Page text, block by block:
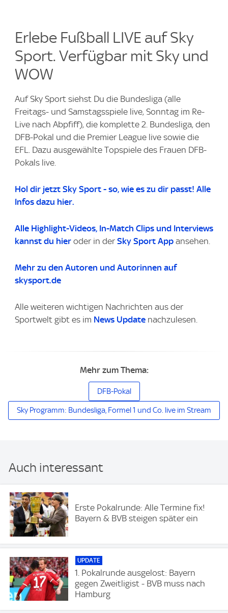
Erlebe Fußball LIVE auf Sky
Sport. Verfügbar mit Sky und
WOW
Auf Sky Sport siehst Du die Bundesliga (alle
Freitags- und Samstagsspiele live, Sonntag im Re-
Live nach Abpfiff), die komplette 2. Bundesliga, den
DFB-Pokal und die Premier League live sowie die
EFL. Dazu ausgewählte Topspiele des Frauen DFB-
Pokals live.
Hol dir jetzt Sky Sport - so, wie es zu dir passt! Alle
Infos dazu hier.
Alle Highlight-Videos, In-Match Clips und Interviews
kannst du hier oder in der Sky Sport App ansehen.
Mehr zu den Autoren und Autorinnen auf
skysport.de
Alle weiteren wichtigen Nachrichten aus der
Sportwelt gibt es im News Update nachzulesen.
Mehr zum Thema:
DFB-Pokal
Sky Programm: Bundesliga, Formel 1 und Co. live im Stream
Auch interessant
Erste Pokalrunde: Alle Termine fix!
Bayern & BVB steigen später ein
UPDATE
1. Pokalrunde ausgelost: Bayern
gegen Zweitligist - BVB muss nach
Hamburg